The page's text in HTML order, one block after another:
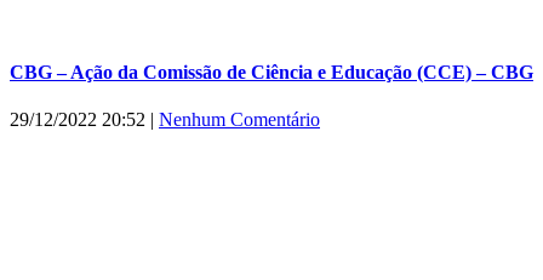
CBG – Ação da Comissão de Ciência e Educação (CCE) – CBG
29/12/2022 20:52 | Nenhum Comentário